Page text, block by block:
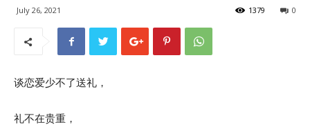
July 26, 2021 0
1379
谈恋爱少不了送礼，
礼不在贵重，